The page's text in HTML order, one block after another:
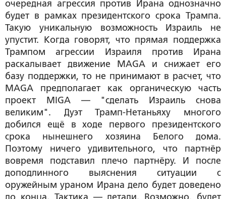
очередная агрессия против Ирана однозначно
будет в рамках президентского срока Трампа.
Такую уникальную возможность Израиль не
упустит. Когда говорят, что прямая поддержка
Трампом агрессии Израиля против Ирана
раскалывает движение MAGA и снижает его
базу поддержки, то не принимают в расчет, что
MAGA предполагает как органическую часть
проект MIGA — "сделать Израиль снова
великим". Дуэт Трамп-Нетаньяху многого
добился ещё в ходе первого президентского
срока нынешнего хозяина Белого дома.
Поэтому ничего удивительного, что партнёр
вовремя подставил плечо партнёру. И после
доподлинного выяснения ситуации с
оружейным ураном Ирана дело будет доведено
до конца. Тактика — детали. Возможно, будет